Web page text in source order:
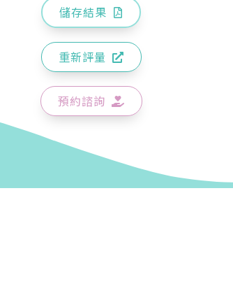
儲存結果
重新評量
預約諮詢